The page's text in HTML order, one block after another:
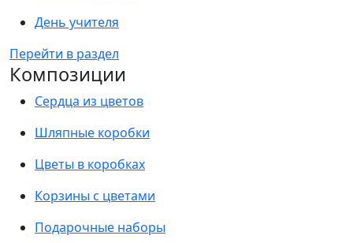
День учителя
Перейти в раздел
Композиции
Сердца из цветов
Шляпные коробки
Цветы в коробках
Корзины с цветами
Подарочные наборы